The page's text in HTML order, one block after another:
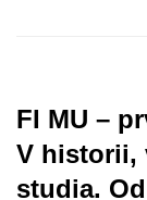
FI MU –
V historii,
studia.